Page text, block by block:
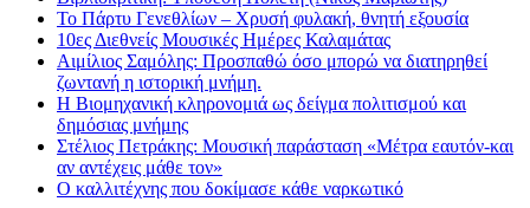
Το Πάρτυ Γενεθλίων – Χρυσή φυλακή, θνητή εξουσία
10ες Διεθνείς Μουσικές Ημέρες Καλαμάτας
Αιμίλιος Σαμόλης: Προσπαθώ όσο μπορώ να διατηρηθεί
ζωντανή η ιστορική μνήμη.
Η Βιομηχανική κληρονομιά ως δείγμα πολιτισμού και
δημόσιας μνήμης
Στέλιος Πετράκης: Μουσική παράσταση «Μέτρα εαυτόν-και
αν αντέχεις μάθε τον»
Ο καλλιτέχνης που δοκίμασε κάθε ναρκωτικό